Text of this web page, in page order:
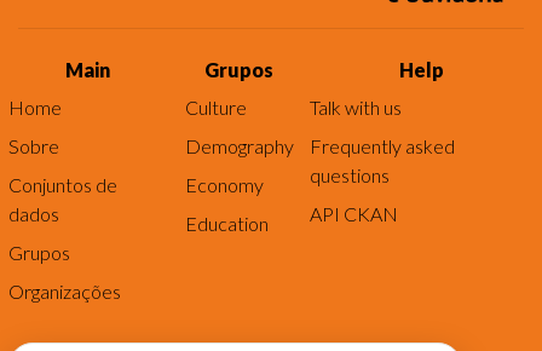
Main
Home
Sobre
Conjuntos de
dados
Grupos
Organizações
Grupos
Culture
Demography
Economy
Education
Help
Talk with us
Frequently asked
questions
API CKAN